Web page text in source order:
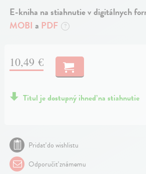
E-kniha na stiahnutie v digitálnych
MOBI a PDF ?
10,49 €
Titul je dostupný ihneď na stiahnutie
Pridať do wishlistu
Odporučiť známemu